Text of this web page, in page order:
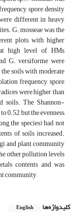
spore density
different in heavy
G. mosseae was the
plots, with higher
high level of HMs
G. versiforme were
soils with moderate
frequency, spore
were higher than
soils. The Shannon-
0.52, but the evenness
the species) had not
of soils increased.
and plant community
other pollution levels
contents and was
community
کلیدواژه‌ها English